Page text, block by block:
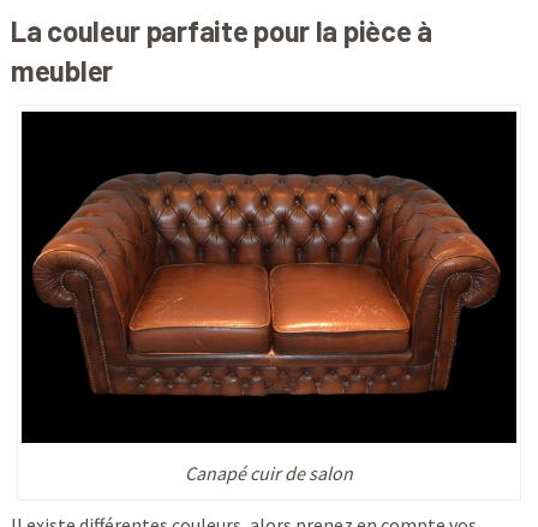
La couleur parfaite pour la pièce à
meubler
Canapé cuir de salon